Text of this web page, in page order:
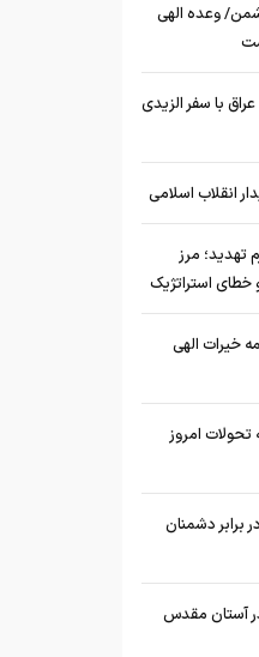
وعده الهی
با سفر الزیدی
انقلاب اسلامی
تهدید؛ مرز
خطای استراتژیک
خیرات الهی
تحولات امروز
برابر دشمنان
در آستان مقدس